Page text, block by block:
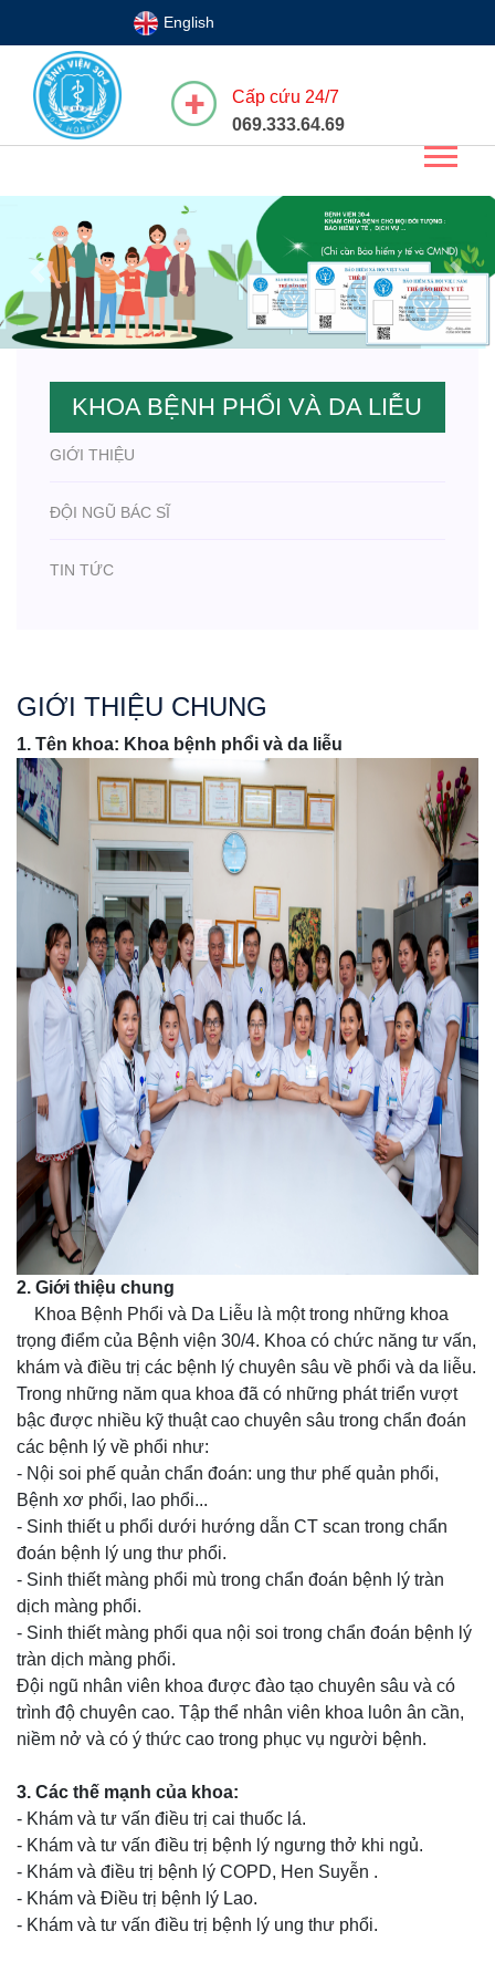
English
Cấp cứu 24/7
069.333.64.69
Previous Next
KHOA BỆNH PHỔI VÀ DA LIỄU
GIỚI THIỆU
ĐỘI NGŨ BÁC SĨ
TIN TỨC
GIỚI THIỆU CHUNG
1. Tên khoa: Khoa bệnh phổi và da liễu
2. Giới thiệu chung
Khoa Bệnh Phổi và Da Liễu là một trong những khoa
trọng điểm của Bệnh viện 30/4. Khoa có chức năng tư vấn,
khám và điều trị các bệnh lý chuyên sâu về phổi và da liễu.
Trong những năm qua khoa đã có những phát triển vượt
bậc được nhiều kỹ thuật cao chuyên sâu trong chẩn đoán
các bệnh lý về phổi như:
- Nội soi phế quản chẩn đoán: ung thư phế quản phổi,
Bệnh xơ phổi, lao phổi...
- Sinh thiết u phổi dưới hướng dẫn CT scan trong chẩn
đoán bệnh lý ung thư phổi.
- Sinh thiết màng phổi mù trong chẩn đoán bệnh lý tràn
dịch màng phổi.
- Sinh thiết màng phổi qua nội soi trong chẩn đoán bệnh lý
tràn dịch màng phổi.
Đội ngũ nhân viên khoa được đào tạo chuyên sâu và có
trình độ chuyên cao. Tập thể nhân viên khoa luôn ân cần,
niềm nở và có ý thức cao trong phục vụ người bệnh.
3. Các thế mạnh của khoa:
- Khám và tư vấn điều trị cai thuốc lá.
- Khám và tư vấn điều trị bệnh lý ngưng thở khi ngủ.
- Khám và điều trị bệnh lý COPD, Hen Suyễn .
- Khám và Điều trị bệnh lý Lao.
- Khám và tư vấn điều trị bệnh lý ung thư phổi.